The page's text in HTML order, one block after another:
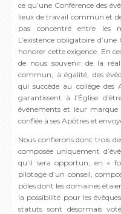
ce qu’une Conférence des
lieux de travail commun et
pas concentré entre les
L’existence obligatoire
honorer cette exigence. En
de nous souvenir de la
commun, à égalité, des
qui succède au collège
garantissent à l’Église
événements et leur marque
confiée à ses Apôtres et
Nous confierons donc trois
composée uniquement
qu’il sera opportun, en «
pilotage d’un conseil,
pôles dont les domaines
la possibilité pour les
statuts sont désormais